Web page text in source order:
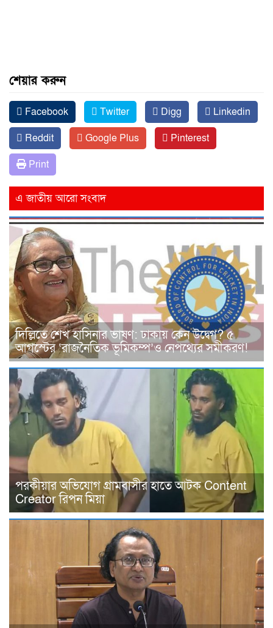
শেয়ার করুন
Facebook Twitter Digg
Linkedin
Reddit
Google Plus
Pinterest
Print
এ জাতীয় আরো সংবাদ
দিল্লিতে শেখ হাসিনার ভাষণ: ঢাকায় কেন উদ্বেগ? ৫
আগস্টের ‘রাজনৈতিক ভূমিকম্প’ও নেপথ্যের সমীকরণ!
পরকীয়ার অভিযোগ গ্রামবাসীর হাতে আটক Content
Creator রিপন মিয়া